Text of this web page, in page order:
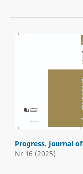
Progress. Journal
Nr 16 (2025)